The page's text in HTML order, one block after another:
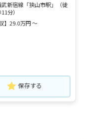
武新宿線「狭山市駅」（徒
分）
】29.0万円 ～
保存する